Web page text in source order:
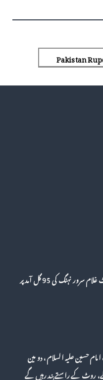
جسٹس لاہور ہائیکورٹ غلام سرور نہنگ کی 95 گل آمدپر
حسین علیہ السلام، دو مین
روٹ کے راستے بند رہیں گے